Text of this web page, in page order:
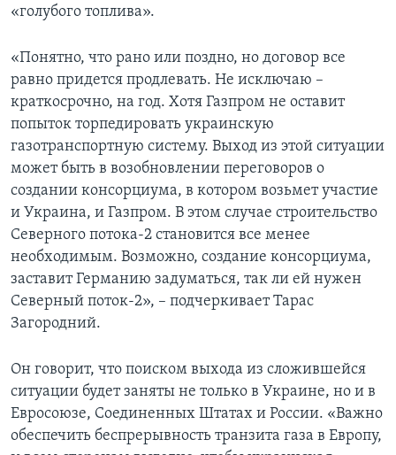
«голубого топлива».
«Понятно, что рано или поздно, но договор все
равно придется продлевать. Не исключаю –
краткосрочно, на год. Хотя Газпром не оставит
попыток торпедировать украинскую
газотранспортную систему. Выход из этой ситуации
может быть в возобновлении переговоров о
создании консорциума, в котором возьмет участие
и Украина, и Газпром. В этом случае строительство
Северного потока-2 становится все менее
необходимым. Возможно, создание консорциума,
заставит Германию задуматься, так ли ей нужен
Северный поток-2», – подчеркивает Тарас
Загородний.
Он говорит, что поиском выхода из сложившейся
ситуации будет заняты не только в Украине, но и в
Евросоюзе, Соединенных Штатах и России. «Важно
обеспечить беспрерывность транзита газа в Европу,